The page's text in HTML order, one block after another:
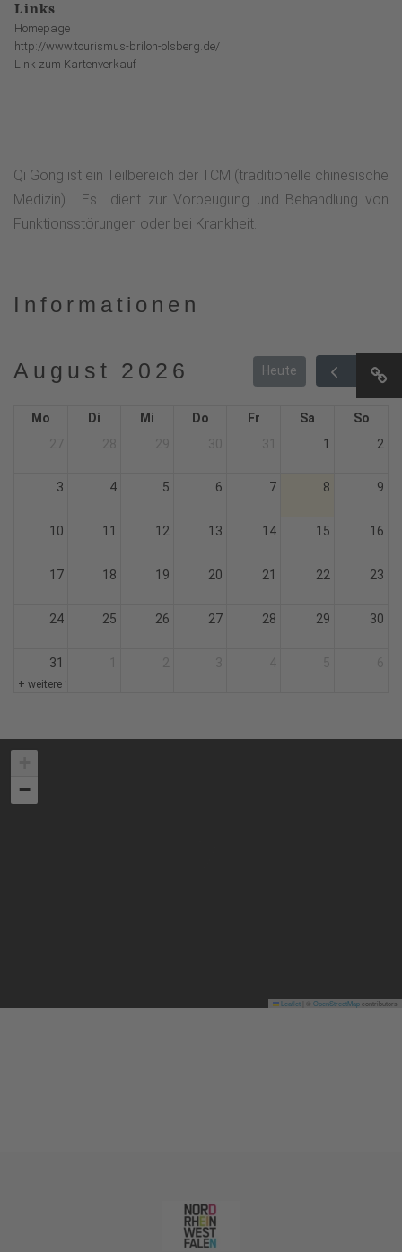
Links
Homepage
http://www.tourismus-brilon-olsberg.de/
Link zum Kartenverkauf
Qi Gong ist ein Teilbereich der TCM (traditionelle chinesische
Medizin). Es dient zur Vorbeugung und Behandlung von
Funktionsstörungen oder bei Krankheit.
Informationen
August 2026 Heute
Mo Di Mi Do Fr Sa
So
1 2
3 4 5 6 7 8 9
10 11 12 13 14 15 16
17 18 19 20 21 22 23
24 25 26 27 28 29 30
31
+ weitere 1
−
Leaflet OpenStreetMapcontributors